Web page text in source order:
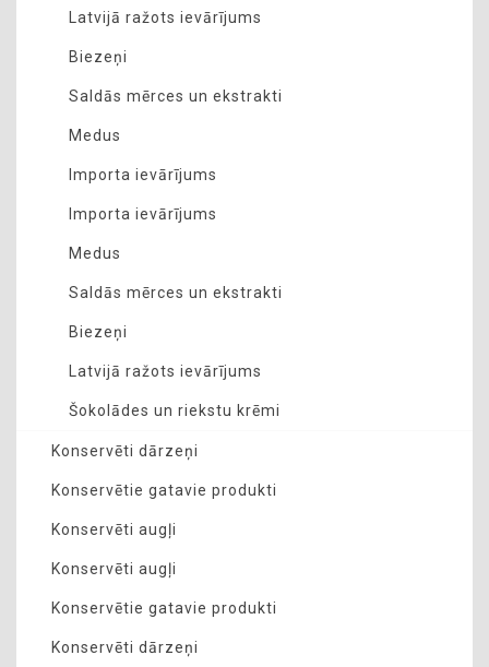
Latvijā ražots ievārījums
Biezeņi
Saldās mērces un ekstrakti
Medus
Importa ievārījums
Importa ievārījums
Medus
Saldās mērces un ekstrakti
Biezeņi
Latvijā ražots ievārījums
Šokolādes un riekstu krēmi
Konservēti dārzeņi
Konservētie gatavie produkti
Konservēti augļi
Konservēti augļi
Konservētie gatavie produkti
Konservēti dārzeņi